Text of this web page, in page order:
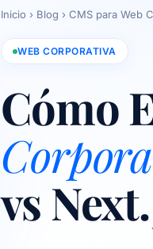
Inicio › Blog › CMS para Web
WEB CORPORATIVA
Cómo
vs